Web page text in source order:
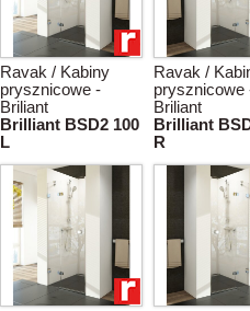
Ravak / Kabiny
prysznicowe -
Briliant
Brilliant BSD2 100
L
Ravak /
prysznicowe
Briliant
Brilliant
R